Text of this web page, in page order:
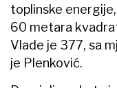
toplinske
60 metara
Vlade je 377, sa
je Plenković.